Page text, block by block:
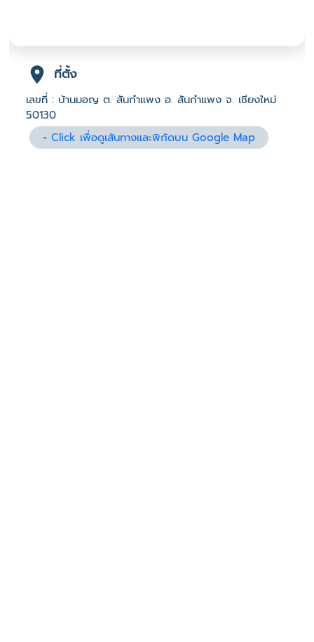
ที่ตั้ง
เลขที่ : บ้านมอญ ต. สันกำแพง อ. สันกำแพง จ. เชียงใหม่
50130
-Click เพื่อดูเส้นทางและพิกัดบน Google Map